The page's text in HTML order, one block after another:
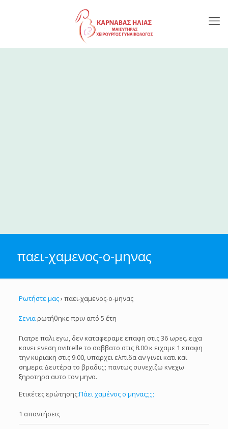
παει-χαμενος-ο-μηνας
Ρωτήστε μας› παει-χαμενος-ο-μηνας
Σενιαρωτήθηκε πριν από 5 έτη
Γιατρε παλι εγω, δεν καταφεραμε επαφη στις 36 ωρες..ειχα
κανει ενεση ovitrelle το σαββατο στις 8.00 κ ειχαμε 1 επαφη
την κυριακη στις 9.00, υπαρχει ελπιδα αν γινει κατι και
σημερα Δευτέρα το βραδυ;;; παντως συνεχιζω κνεχω
ξηροτηρα αυτο τον μηνα.
Ετικέτες ερώτησης:Πάει χαμένος ο μηνας;;;;;
1 απαντήσεις